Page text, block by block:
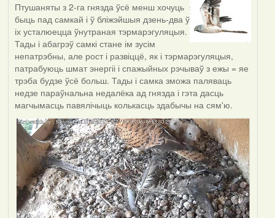
Птушаняты з 2-га гнязда ўсё менш хочуць
быць пад самкай і ў бліжэйшыя дзень-два ў
іх усталюецца ўнутраная тэрмарэгуляцыя.
Тады і абагрэў самкі стане ім зусім
непатрэбны, але рост і развіццё, як і тэрмарэгуляцыя,
патрабуюць шмат энергіі і спажыйных рэчываў з ежы = яе
трэба будзе ўсё больш. Тады і самка зможа паляваць
недзе параўнальна недалёка ад гнязда і гэта дасць
магчымасць павялічыць колькасць здабычы на сям'ю.